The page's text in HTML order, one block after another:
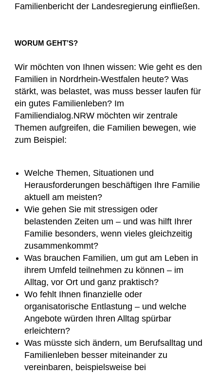
Familienbericht der Landesregierung einfließen.
WORUM GEHT’S?
Wir möchten von Ihnen wissen: Wie geht es den
Familien in Nordrhein-Westfalen heute? Was
stärkt, was belastet, was muss besser laufen für
ein gutes Familienleben? Im
Familiendialog.NRW möchten wir zentrale
Themen aufgreifen, die Familien bewegen, wie
zum Beispiel:
Welche Themen, Situationen und
Herausforderungen beschäftigen Ihre Familie
aktuell am meisten?
Wie gehen Sie mit stressigen oder
belastenden Zeiten um – und was hilft Ihrer
Familie besonders, wenn vieles gleichzeitig
zusammenkommt?
Was brauchen Familien, um gut am Leben in
ihrem Umfeld teilnehmen zu können – im
Alltag, vor Ort und ganz praktisch?
Wo fehlt Ihnen finanzielle oder
organisatorische Entlastung – und welche
Angebote würden Ihren Alltag spürbar
erleichtern?
Was müsste sich ändern, um Berufsalltag und
Familienleben besser miteinander zu
vereinbaren, beispielsweise bei